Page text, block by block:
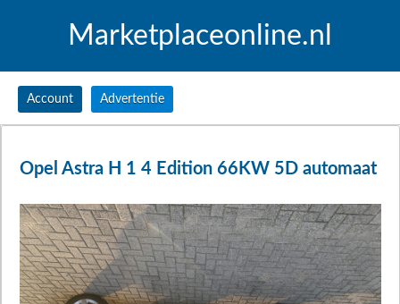
Marketplaceonline.nl
Account Advertentie
Opel Astra H 1 4 Edition 66KW 5D automaat